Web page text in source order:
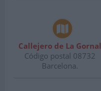
Callejero de La Gornal
Código postal 08732
Barcelona.